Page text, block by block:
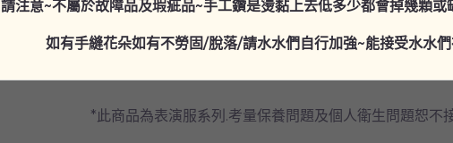
蟑
螂
量
請注意~不屬於故障品及瑕疵品~手工鑽是燙黏上去低多少都會掉幾顆或
如有手縫花朵如有不勞固/脫落/請水水們自行加強~能接受水水
*此商品為表演服系列.考量保養問題及個人衛生問題恕不